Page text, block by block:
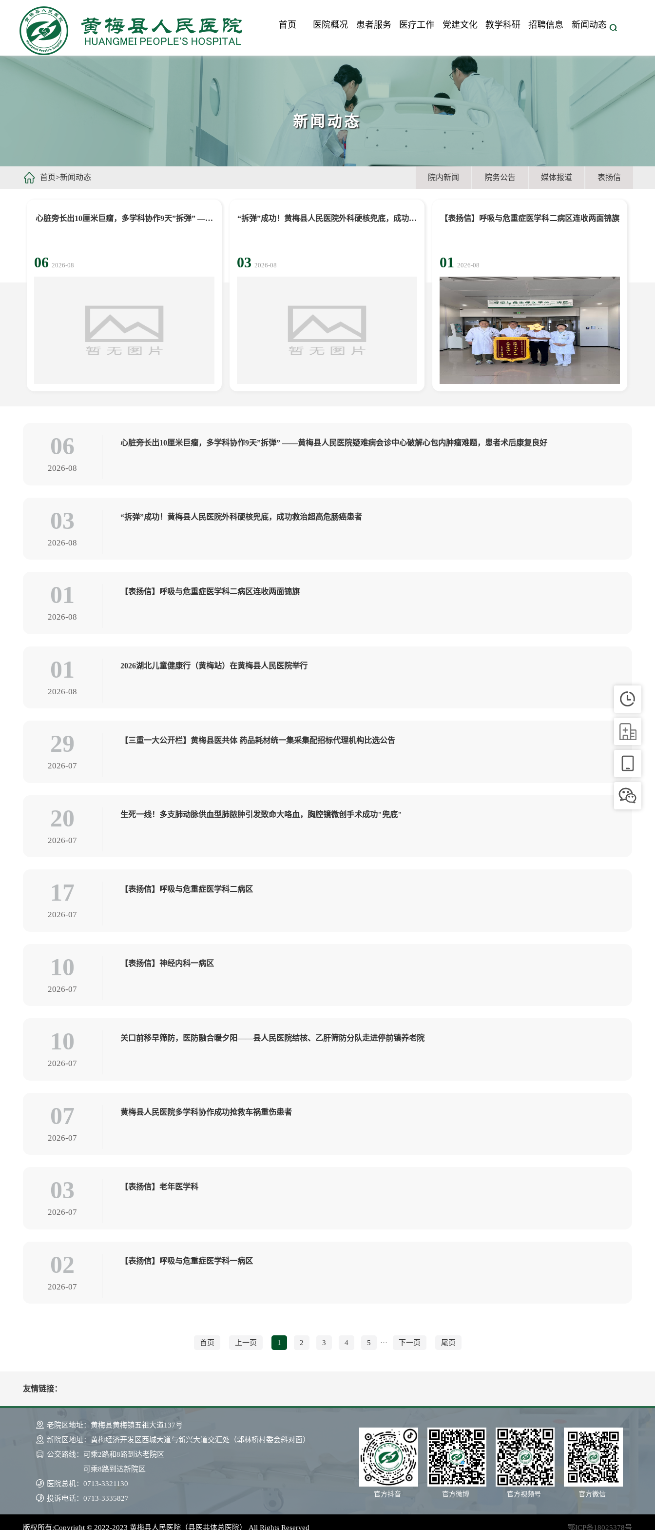
首页 医院概况 患者服务 医疗工作 党建文化 教学科研 招聘信息 新闻动态
新闻动态
首页>新闻动态 院内新闻 院务公告 媒体报道 表扬信
心脏旁长出10厘米巨瘤，多学科协作9天”拆弹” ——
06 2026-08
“拆弹”成功！黄梅县人民医院外科硬核兜底，成功救
03 2026-08
【表扬信】呼吸与危重症医学科二病区连收两面锦旗
01 2026-08
06
2026-08
心脏旁长出10厘米巨瘤，多学科协作9天”拆弹” ——黄梅县人民医院疑难病会诊中心破解心包内肿瘤难题，患者术后康复良好
03
2026-08
“拆弹”成功！黄梅县人民医院外科硬核兜底，成功救治超高危肠癌患者
01
2026-08
【表扬信】呼吸与危重症医学科二病区连收两面锦旗
01
2026-08
2026湖北儿童健康行（黄梅站）在黄梅县人民医院举行
29
2026-07
【三重一大公开栏】黄梅县医共体 药品耗材统一集采集配招标代理机构比选公告
20
2026-07
生死一线！多支肺动脉供血型肺脓肿引发致命大咯血，胸腔镜微创手术成功"兜底"
17
2026-07
【表扬信】呼吸与危重症医学科二病区
10
2026-07
【表扬信】神经内科一病区
10
2026-07
关口前移早筛防，医防融合暖夕阳——县人民医院结核、乙肝筛防分队走进停前镇养老院
07
2026-07
黄梅县人民医院多学科协作成功抢救车祸重伤患者
03
2026-07
【表扬信】老年医学科
02
2026-07
【表扬信】呼吸与危重症医学科一病区
首页 上一页 1 2 3 4 5 ··· 下一页 尾页
友情链接：
老院区地址： 黄梅县黄梅镇五祖大道137号
新院区地址： 黄梅经济开发区西城大道与新兴大道交汇处（郭林桥村委会斜对面）
公交路线： 可乘2路和8路到达老院区
可乘8路到达新院区
医院总机： 0713-3321130
投诉电话： 0713-3335827
官方微信
官方视频号
官方微博
官方抖音
鄂ICP备18025378号
版权所有:Copyright © 2022-2023 黄梅县人民医院（县医共体总医院） All Rights Reserved